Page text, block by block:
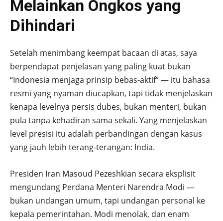
Melainkan Ongkos yang
Dihindari
Setelah menimbang keempat bacaan di atas, saya
berpendapat penjelasan yang paling kuat bukan
“Indonesia menjaga prinsip bebas-aktif” — itu bahasa
resmi yang nyaman diucapkan, tapi tidak menjelaskan
kenapa levelnya persis dubes, bukan menteri, bukan
pula tanpa kehadiran sama sekali. Yang menjelaskan
level presisi itu adalah perbandingan dengan kasus
yang jauh lebih terang-terangan: India.
Presiden Iran Masoud Pezeshkian secara eksplisit
mengundang Perdana Menteri Narendra Modi —
bukan undangan umum, tapi undangan personal ke
kepala pemerintahan. Modi menolak, dan enam